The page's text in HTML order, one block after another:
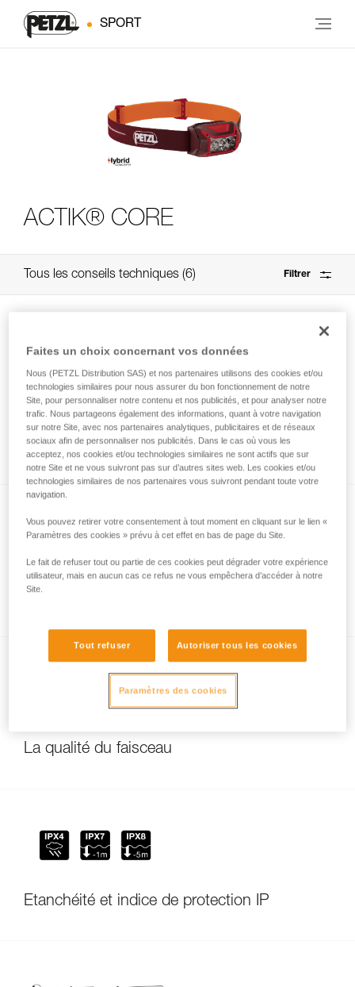
SPORT
ACTIK® CORE
Tous les conseils techniques 6 Filtrer
Comment sont mesurées les performances
d’éclairage avec le protocole ANSI/PLATO
FL1 ?
Informations sur l’éclairage à led
La qualité du faisceau
Étanchéité et indice de protection IP
Faites un choix concernant vos données
Nous (PETZL Distribution SAS) et nos partenaires utilisons des cookies et/ou
technologies similaires pour nous assurer du bon fonctionnement de notre
Site, pour personnaliser notre contenu et nos publicités, et pour analyser notre
trafic. Nous partageons également des informations, quant à votre navigation
sur notre Site, avec nos partenaires analytiques, publicitaires et de réseaux
sociaux afin de personnaliser nos publicités. Dans le cas où vous les
acceptez, nos cookies et/ou technologies similaires ne sont actifs que sur
notre Site et ne vous suivront pas sur d’autres sites web. Les cookies et/ou
technologies similaires de nos partenaires vous suivront pendant toute votre
navigation.
Vous pouvez retirer votre consentement à tout moment en cliquant sur le lien «
Paramètres des cookies » prévu à cet effet en bas de page du Site.
Le fait de refuser tout ou partie de ces cookies peut dégrader votre expérience
utilisateur, mais en aucun cas ce refus ne vous empêchera d’accéder à notre
Site.
Tout refuser Autoriser tous les cookies
Paramètres des cookies